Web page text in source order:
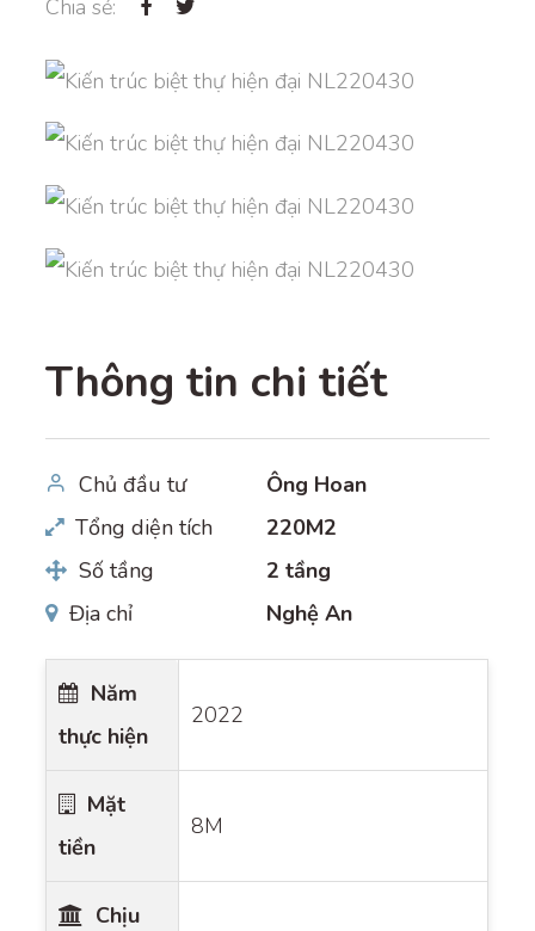
Chia sẻ:
Thông tin chi tiết
Chủ đầu tư
Ông Hoan
Tổng diện tích
220M2
Số tầng
2 tầng
Địa chỉ
Nghệ An
Năm
thực hiện
2022
Mặt
tiền
8M
Chịu